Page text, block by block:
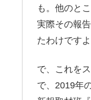
も。他のと
実際その報
たわけですよ
で、これを
で、2019年